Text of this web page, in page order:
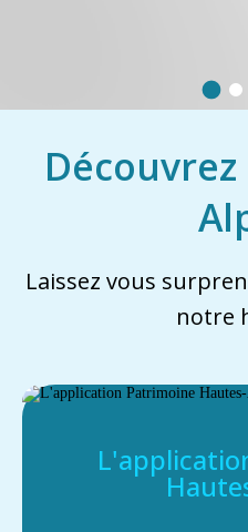
Laissez vous
notre